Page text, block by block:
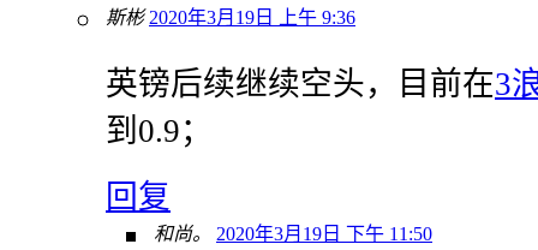
斯彬 2020年3月19日 上午 9:36
英镑后续继续空头，目前在3
到0.9；
回复
和尚。 2020年3月19日 下午 11:50